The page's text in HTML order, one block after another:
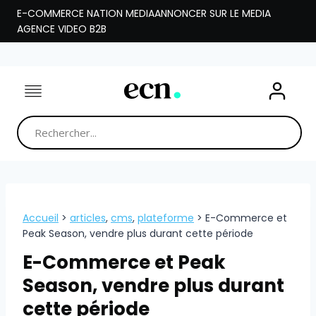
Aller
contenu
E-COMMERCE NATION MEDIAANNONCER SUR LE MEDIA
AGENCE VIDEO B2B
Accueil > articles, cms, plateforme > E-Commerce et
Peak Season, vendre plus durant cette période
E-Commerce et Peak
Season, vendre plus durant
cette période